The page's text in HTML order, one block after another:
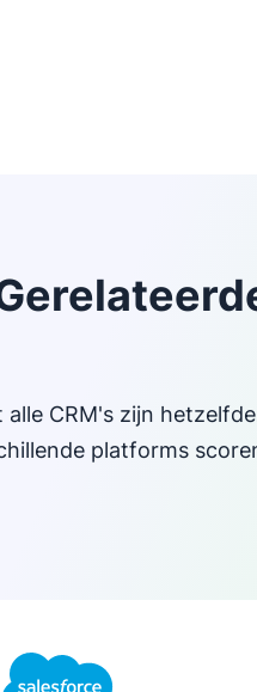
alle CRM's zijn
platforms
in nieuw venster